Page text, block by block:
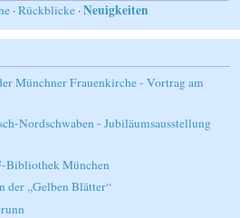
·Rückblicke ·Neuigkeiten
Münchner Frauenkirche - Vortrag am
Nordschwaben - Jubiläumsausstellung
Bibliothek München
der „Gelben Blätter“